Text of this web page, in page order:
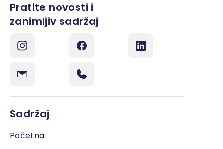
Pratite novosti i
zanimljiv sadržaj
Sadržaj
Početna